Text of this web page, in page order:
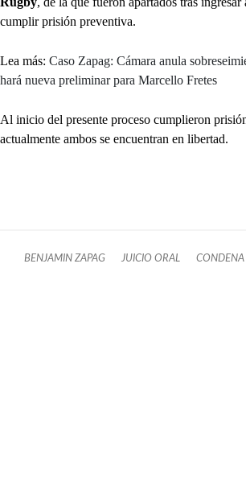
cumplir prisión preventiva.
Lea más: Caso Zapag: Cámara anula
hará nueva preliminar para Marcello Fretes
Al inicio del presente proceso cumplieron
actualmente ambos se encuentran en libertad.
BENJAMIN ZAPAG JUICIO ORAL CONDENA